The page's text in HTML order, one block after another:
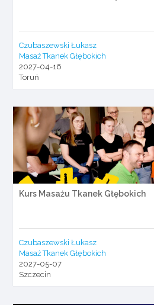
Czubaszewski Łukasz
Masaż Tkanek Głębokich
2027-04-16
Toruń
Kurs Masażu Tkanek Głębokich
Czubaszewski Łukasz
Masaż Tkanek Głębokich
2027-05-07
Szczecin